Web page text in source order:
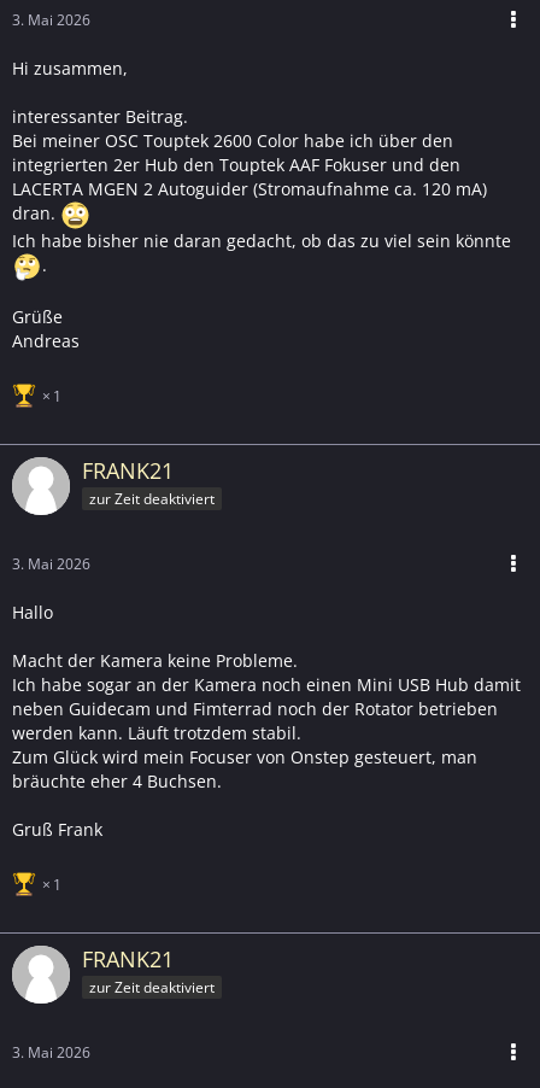
3. Mai 2026
Hi zusammen,
interessanter Beitrag.
Bei meiner OSC Touptek 2600 Color habe ich über den
integrierten 2er Hub den Touptek AAF Fokuser und den
LACERTA MGEN 2 Autoguider (Stromaufnahme ca. 120 mA)
dran.
Ich habe bisher nie daran gedacht, ob das zu viel sein könnte
.
Grüße
Andreas
1
FRANK21
zur Zeit deaktiviert
3. Mai 2026
Hallo
Macht der Kamera keine Probleme.
Ich habe sogar an der Kamera noch einen Mini USB Hub damit
neben Guidecam und Fimterrad noch der Rotator betrieben
werden kann. Läuft trotzdem stabil.
Zum Glück wird mein Focuser von Onstep gesteuert, man
bräuchte eher 4 Buchsen.
Gruß Frank
1
FRANK21
zur Zeit deaktiviert
3. Mai 2026